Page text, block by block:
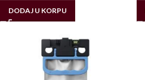
DODAJ U KORPU